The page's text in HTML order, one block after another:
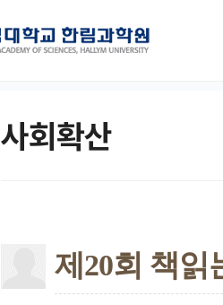
사회확산
제20회 책읽